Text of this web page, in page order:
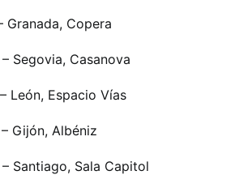
Granada, Copera
– Segovia, Casanova
– León, Espacio Vías
– Gijón, Albéniz
– Santiago, Sala Capitol